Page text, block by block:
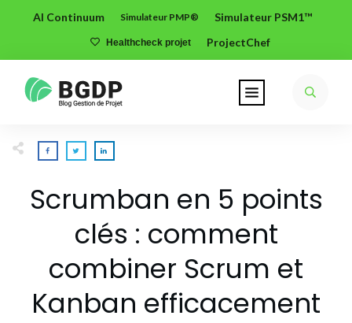
AI Continuum Simulateur PMP® Simulateur PSM1™
Healthcheck projet ProjectChef
Scrumban en 5 points
clés : comment
combiner Scrum et
Kanban efficacement